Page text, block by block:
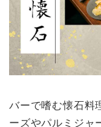
バーで嗜む懐石料
ーズやパルミジャ